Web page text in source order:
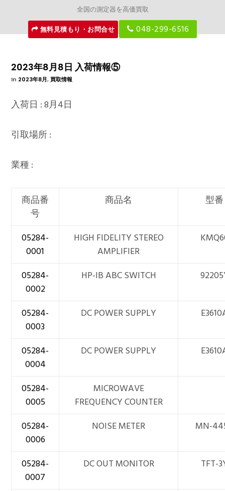
全国の測定器を高価買取
無料見積もり・お問合せ
048-299-6516
2023年8月8日 入荷情報⑤
In 2023年8月,買取情報
入荷日 : 8月4日
引取場所 :
業種 :
商品番
号
商品名 型番
05284-
0001
HIGH FIDELITY STEREO
AMPLIFIER
05284-
0002
HP-IB ABC SWITCH
05284-
0003
DC POWER SUPPLY
05284-
0004
DC POWER SUPPLY
05284-
0005
MICROWAVE
FREQUENCY COUNTER
05284-
0006
NOISE METER MN-
05284-
0007
DC OUT MONITOR TFT-